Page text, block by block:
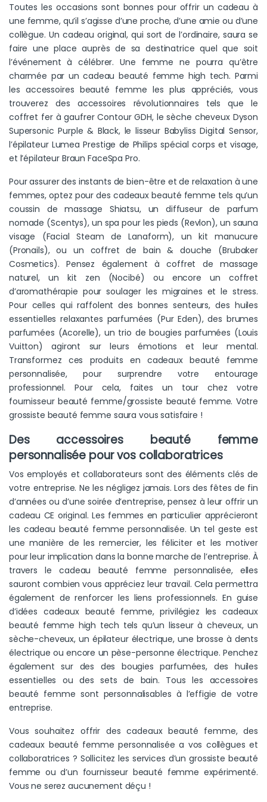
Toutes les occasions sont bonnes pour offrir un cadeau à
une femme, qu’il s’agisse d’une proche, d’une amie ou d’une
collègue. Un cadeau original, qui sort de l’ordinaire, saura se
faire une place auprès de sa destinatrice quel que soit
l’événement à célébrer. Une femme ne pourra qu’être
charmée par un cadeau beauté femme high tech. Parmi
les accessoires beauté femme les plus appréciés, vous
trouverez des accessoires révolutionnaires tels que le
coffret fer à gaufrer Contour GDH, le sèche cheveux Dyson
Supersonic Purple & Black, le lisseur Babyliss Digital Sensor,
l’épilateur Lumea Prestige de Philips spécial corps et visage,
et l’épilateur Braun FaceSpa Pro.
Pour assurer des instants de bien-être et de relaxation à une
femmes, optez pour des cadeaux beauté femme tels qu’un
coussin de massage Shiatsu, un diffuseur de parfum
nomade (Scentys), un spa pour les pieds (Revlon), un sauna
visage (Facial Steam de Lanaform), un kit manucure
(Pronails), ou un coffret de bain & douche (Brubaker
Cosmetics). Pensez également à coffret de massage
naturel, un kit zen (Nocibé) ou encore un coffret
d’aromathérapie pour soulager les migraines et le stress.
Pour celles qui raffolent des bonnes senteurs, des huiles
essentielles relaxantes parfumées (Pur Eden), des brumes
parfumées (Acorelle), un trio de bougies parfumées (Louis
Vuitton) agiront sur leurs émotions et leur mental.
Transformez ces produits en cadeaux beauté femme
personnalisée, pour surprendre votre entourage
professionnel. Pour cela, faites un tour chez votre
fournisseur beauté femme/grossiste beauté femme. Votre
grossiste beauté femme saura vous satisfaire !
Des accessoires beauté femme
personnalisée pour vos collaboratrices
Vos employés et collaborateurs sont des éléments clés de
votre entreprise. Ne les négligez jamais. Lors des fêtes de fin
d’années ou d’une soirée d’entreprise, pensez à leur offrir un
cadeau CE original. Les femmes en particulier apprécieront
les cadeau beauté femme personnalisée. Un tel geste est
une manière de les remercier, les féliciter et les motiver
pour leur implication dans la bonne marche de l’entreprise. À
travers le cadeau beauté femme personnalisée, elles
sauront combien vous appréciez leur travail. Cela permettra
également de renforcer les liens professionnels. En guise
d’idées cadeaux beauté femme, privilégiez les cadeaux
beauté femme high tech tels qu’un lisseur à cheveux, un
sèche-cheveux, un épilateur électrique, une brosse à dents
électrique ou encore un pèse-personne électrique. Penchez
également sur des des bougies parfumées, des huiles
essentielles ou des sets de bain. Tous les accessoires
beauté femme sont personnalisables à l’effigie de votre
entreprise.
Vous souhaitez offrir des cadeaux beauté femme, des
cadeaux beauté femme personnalisée a vos collègues et
collaboratrices ? Sollicitez les services d’un grossiste beauté
femme ou d’un fournisseur beauté femme expérimenté.
Vous ne serez aucunement déçu !